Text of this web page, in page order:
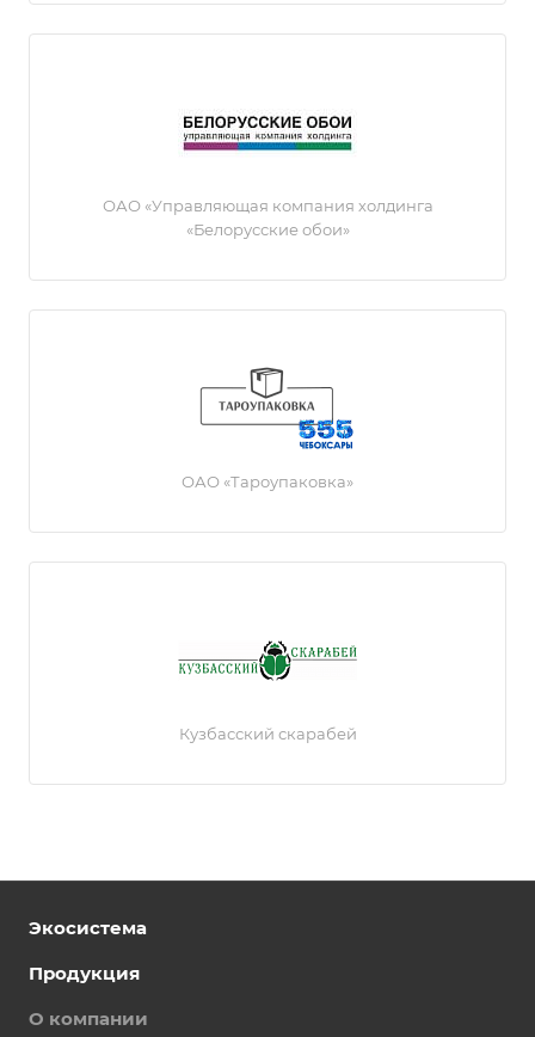
ОАО «Управляющая компания холдинга
«Белорусские обои»
ОАО «Тароупаковка»
Кузбасский скарабей
Экосистема
Продукция
О компании